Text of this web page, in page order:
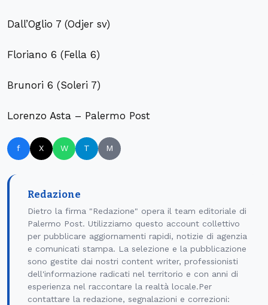
Dall’Oglio 7 (Odjer sv)
Floriano 6 (Fella 6)
Brunori 6 (Soleri 7)
Lorenzo Asta – Palermo Post
f X W T M
Redazione
Dietro la firma "Redazione" opera il team editoriale di
Palermo Post. Utilizziamo questo account collettivo
per pubblicare aggiornamenti rapidi, notizie di agenzia
e comunicati stampa. La selezione e la pubblicazione
sono gestite dai nostri content writer, professionisti
dell'informazione radicati nel territorio e con anni di
esperienza nel raccontare la realtà locale.Per
contattare la redazione, segnalazioni e correzioni: